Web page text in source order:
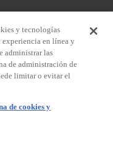
y tecnologías
experiencia en línea y
administrar las
de administración de
limitar o evitar el
de cookies y